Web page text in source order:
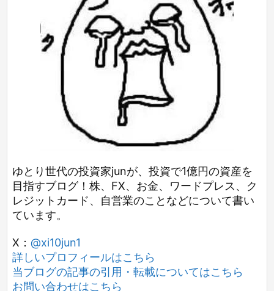
ゆとり世代の投資家junが、投資で1億円の資産を
目指すブログ！株、FX、お金、ワードプレス、ク
レジットカード、自営業のことなどについて書い
ています。
X： @xi10jun1
詳しいプロフィールはこちら
当ブログの記事の引用・転載についてはこちら
お問い合わせはこちら